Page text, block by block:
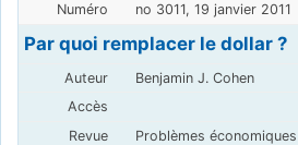
no 3011, 19 janvier 2011
Par quoi remplacer le dollar ?
Benjamin J. Cohen
Problèmes économiques